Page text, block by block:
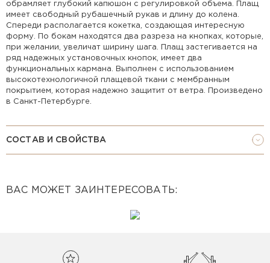
обрамляет глубокий капюшон с регулировкой объема. Плащ
имеет свободный рубашечный рукав и длину до колена.
Спереди располагается кокетка, создающая интересную
форму. По бокам находятся два разреза на кнопках, которые,
при желании, увеличат ширину шага. Плащ застегивается на
ряд надежных установочных кнопок, имеет два
функциональных кармана. Выполнен с использованием
высокотехнологичной плащевой ткани с мембранным
покрытием, которая надежно защитит от ветра. Произведено
в Санкт-Петербурге.
СОСТАВ И СВОЙСТВА
ВАС МОЖЕТ ЗАИНТЕРЕСОВАТЬ: